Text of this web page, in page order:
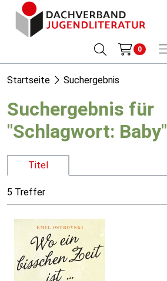
0
Startseite Suchergebnis
Suchergebnis für
"Schlagwort: Baby"
Titel
5 Treffer